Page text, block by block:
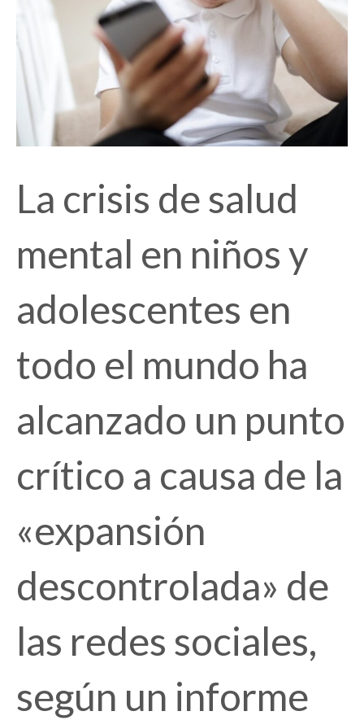
La crisis de salud
mental en niños y
adolescentes en
todo el mundo ha
alcanzado un punto
crítico a causa de la
«expansión
descontrolada» de
las redes sociales,
según un informe